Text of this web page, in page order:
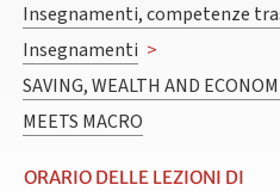
Insegnamenti, competenze
Insegnamenti >
SAVING, WEALTH AND
MEETS MACRO
ORARIO DELLE LEZIONI DI